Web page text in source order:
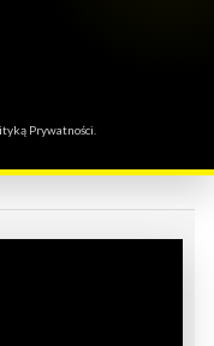
Prywatności.